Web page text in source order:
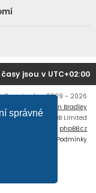
správné
jsou v UTC+02:00
© mujtank.cz 2009 - 2026
Flat Style by
Ian Bradley
Software © phpBB Limited
phpBB.cz
Podmínky